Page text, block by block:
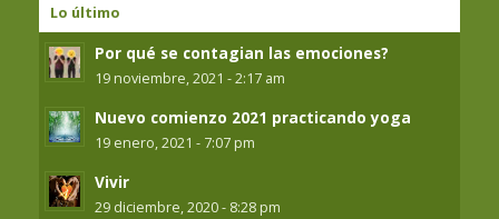
Lo último
Por qué se contagian las emociones?
19 noviembre, 2021 - 2:17 am
Nuevo comienzo 2021 practicando yoga
19 enero, 2021 - 7:07 pm
Vivir
29 diciembre, 2020 - 8:28 pm